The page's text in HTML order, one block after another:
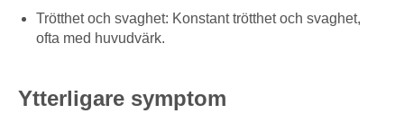
Trötthet och svaghet: Konstant trötthet och svaghet,
ofta med huvudvärk.
Ytterligare symptom